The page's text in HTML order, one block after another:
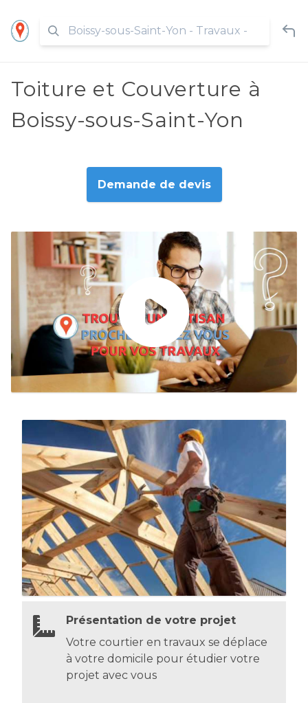
Toiture et Couverture à
Boissy-sous-Saint-Yon
Demande de devis
Présentation de votre projet
Votre courtier en travaux se déplace
à votre domicile pour étudier votre
projet avec vous